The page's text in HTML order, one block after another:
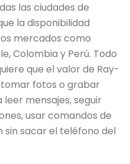
las ciudades de
la disponibilidad
mercados como
Colombia y Perú. Todo
que el valor de Ray-
fotos o grabar
mensajes, seguir
usar comandos de
sacar el teléfono del